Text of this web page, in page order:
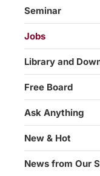
Seminar
Jobs
Library and
Free Board
Ask Anything
New & Hot
News from Our